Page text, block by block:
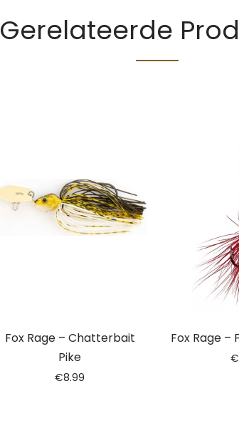
Gerelateerde
Fox Rage – Chatterbait
Pike
€8.99
Fox Rage –
€